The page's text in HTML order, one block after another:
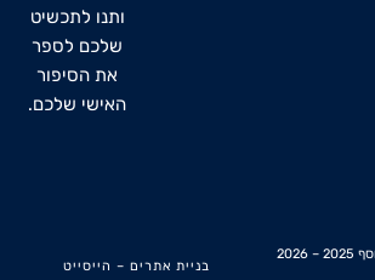
ותנו לתכשיט
שלכם לספר
את הסיפור
האישי שלכם.
כל הזכויות שמורות לתכשיטי יוסף 2025 – 2026
בניית אתרים – הייסייט